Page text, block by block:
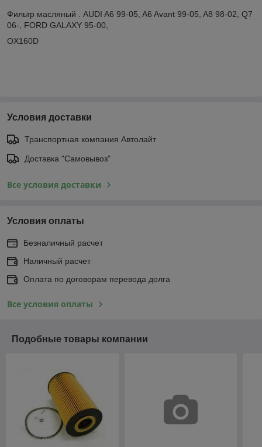
Фильтр масляный . AUDI A6 99-05, A6 Avant 99-05, A8 98-02, Q7
06-, FORD GALAXY 95-00,
OX160D
Условия доставки
Транспортная компания Автолайт
Доставка "Самовывоз"
Все условия доставки
Условия оплаты
Безналичный расчет
Наличный расчет
Оплата по договорам перевода долга
Все условия оплаты
Подобные товары компании